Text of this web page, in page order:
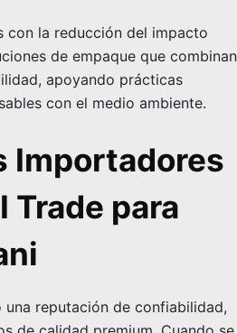
con la reducción del impacto
de empaque que combinan
apoyando prácticas
con el medio ambiente.
Importadores
Trade para
una reputación de confiabilidad,